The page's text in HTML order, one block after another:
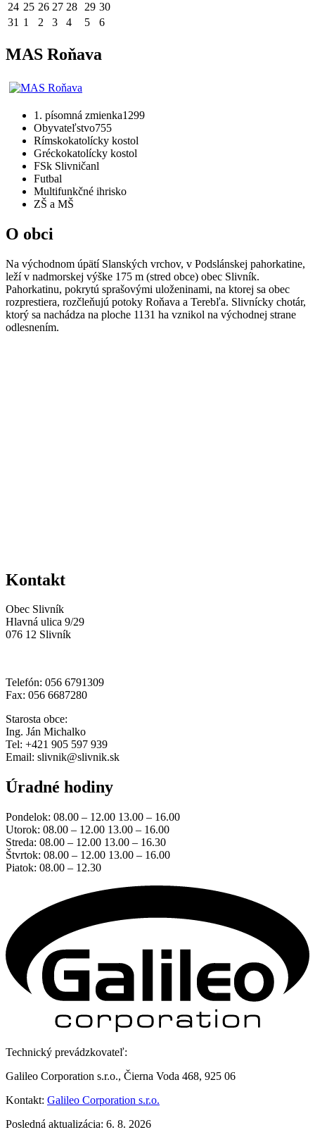
24 25 26 27 28 29 30
31 1 2 3 4 5 6
MAS Roňava
1. písomná zmienka1299
Obyvateľstvo755
Rímskokatolícky kostol
Gréckokatolícky kostol
FSk Slivničanl
Futbal
Multifunkčné ihrisko
ZŠ a MŠ
O obci
Na východnom úpätí Slanských vrchov, v Podslánskej pahorkatine,
leží v nadmorskej výške 175 m (stred obce) obec Slivník.
Pahorkatinu, pokrytú sprašovými uloženinami, na ktorej sa obec
rozprestiera, rozčleňujú potoky Roňava a Terebľa. Slivnícky chotár,
ktorý sa nachádza na ploche 1131 ha vznikol na východnej strane
odlesnením.
Kontakt
Obec Slivník
Hlavná ulica 9/29
076 12 Slivník
Telefón: 056 6791309
Fax: 056 6687280
Starosta obce:
Ing. Ján Michalko
Tel: +421 905 597 939
Email: slivnik@slivnik.sk
Úradné hodiny
Pondelok: 08.00 – 12.00 13.00 – 16.00
Utorok: 08.00 – 12.00 13.00 – 16.00
Streda: 08.00 – 12.00 13.00 – 16.30
Štvrtok: 08.00 – 12.00 13.00 – 16.00
Piatok: 08.00 – 12.30
Technický prevádzkovateľ:
Galileo Corporation s.r.o., Čierna Voda 468, 925 06
Kontakt: Galileo Corporation s.r.o.
Posledná aktualizácia: 6. 8. 2026